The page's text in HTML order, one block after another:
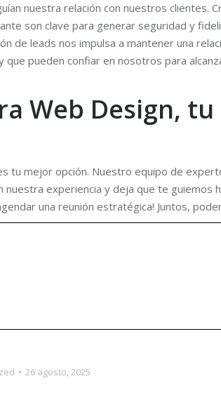
nuestra relación con nuestros clientes.
son clave para generar seguridad y
leads nos impulsa a mantener una
pueden confiar en nosotros para
Web Design,
tu mejor opción. Nuestro equipo de
experiencia y deja que te guiemos
una reunión estratégica! Juntos,
26 agosto, 2025